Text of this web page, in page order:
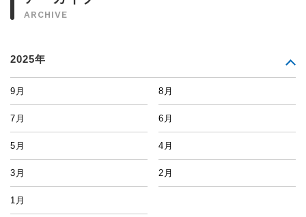
ARCHIVE
2025年
9月 8月
7月 6月
5月 4月
3月 2月
1月